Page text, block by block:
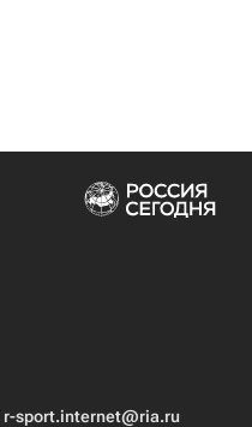
r-sport.internet@ria.ru